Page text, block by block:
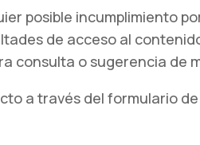
posible incumplimiento
de acceso al
consulta o sugerencia de
a través del formulario